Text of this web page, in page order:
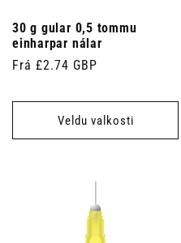
30 g gular 0,5 tommu
einharpar nálar
Venjulegt
Frá £2.74 GBP
Veldu valkosti